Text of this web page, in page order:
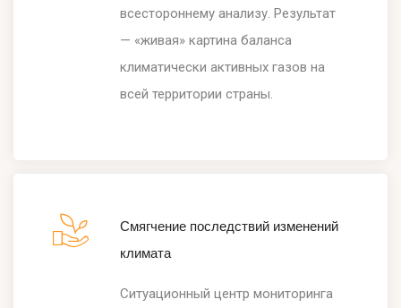
всестороннему анализу. Результат
— «живая» картина баланса
климатически активных газов на
всей территории страны.
Смягчение последствий изменений
климата
Ситуационный центр мониторинга